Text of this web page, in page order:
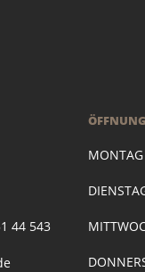
44 543